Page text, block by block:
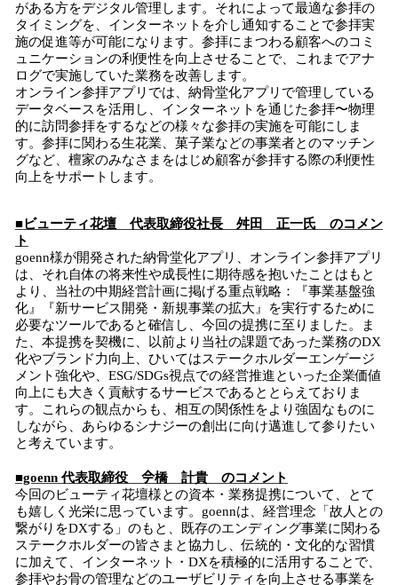
がある方をデジタル管理します。それによって最適な参拝の
タイミングを、インターネットを介し通知することで参拝実
施の促進等が可能になります。参拝にまつわる顧客へのコミ
ュニケーションの利便性を向上させることで、これまでアナ
ログで実施していた業務を改善します。
オンライン参拝アプリでは、納骨堂化アプリで管理している
データベースを活用し、インターネットを通じた参拝〜物理
的に訪問参拝をするなどの様々な参拝の実施を可能にしま
す。参拝に関わる生花業、菓子業などの事業者とのマッチン
グなど、檀家のみなさまをはじめ顧客が参拝する際の利便性
向上をサポートします。
■ビューティ花壇 代表取締役社長 舛田 正一氏 のコメン
ト
goenn様が開発された納骨堂化アプリ、オンライン参拝アプリ
は、それ自体の将来性や成長性に期待感を抱いたことはもと
より、当社の中期経営計画に掲げる重点戦略：『事業基盤強
化』『新サービス開発・新規事業の拡大』を実行するために
必要なツールであると確信し、今回の提携に至りました。ま
た、本提携を契機に、以前より当社の課題であった業務のDX
化やブランド力向上、ひいてはステークホルダーエンゲージ
メント強化や、ESG/SDGs視点での経営推進といった企業価値
向上にも大きく貢献するサービスであるととらえておりま
す。これらの観点からも、相互の関係性をより強固なものに
しながら、あらゆるシナジーの創出に向け邁進して参りたい
と考えています。
■goenn 代表取締役 𫝆橋 計貴 のコメント
今回のビューティ花壇様との資本・業務提携について、とて
も嬉しく光栄に思っています。goennは、経営理念「故人との
繋がりをDXする」のもと、既存のエンディング事業に関わる
ステークホルダーの皆さまと協力し、伝統的・文化的な習慣
に加えて、インターネット・DXを積極的に活用することで、
参拝やお骨の管理などのユーザビリティを向上させる事業を